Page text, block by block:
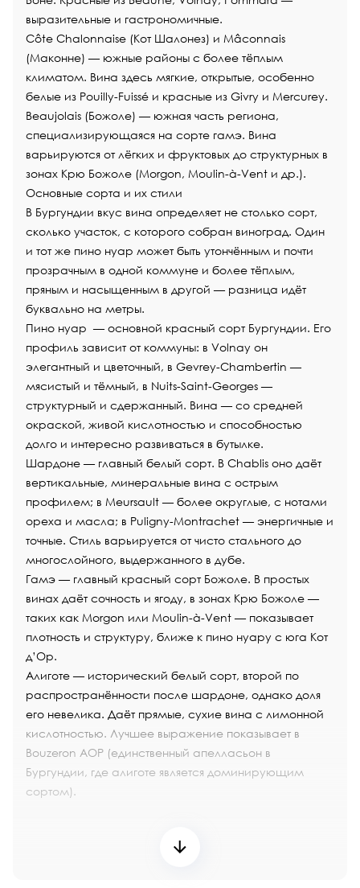
выразительные и гастрономичные.
Côte Chalonnaise (Кот Шалонез) и Mâconnais
(Маконне) — южные районы с более тёплым
климатом. Вина здесь мягкие, открытые, особенно
белые из Pouilly-Fuissé и красные из Givry и Mercurey.
Beaujolais (Божоле) — южная часть региона,
специализирующаяся на сорте гамэ. Вина
варьируются от лёгких и фруктовых до структурных в
зонах Крю Божоле (Morgon, Moulin-à-Vent и др.).
Основные сорта и их стили
В Бургундии вкус вина определяет не столько сорт,
сколько участок, с которого собран виноград. Один
и тот же пино нуар может быть утончённым и почти
прозрачным в одной коммуне и более тёплым,
пряным и насыщенным в другой — разница идёт
буквально на метры.
Пино нуар — основной красный сорт Бургундии. Его
профиль зависит от коммуны: в Volnay он
элегантный и цветочный, в Gevrey-Chambertin —
мясистый и тёмный, в Nuits-Saint-Georges —
структурный и сдержанный. Вина — со средней
окраской, живой кислотностью и способностью
долго и интересно развиваться в бутылке.
Шардоне — главный белый сорт. В Chablis оно даёт
вертикальные, минеральные вина с острым
профилем; в Meursault — более округлые, с нотами
ореха и масла; в Puligny-Montrachet — энергичные и
точные. Стиль варьируется от чисто стального до
многослойного, выдержанного в дубе.
Гамэ — главный красный сорт Божоле. В простых
винах даёт сочность и ягоду, в зонах Крю Божоле —
таких как Morgon или Moulin-à-Vent — показывает
плотность и структуру, ближе к пино нуару с юга Кот
д’Ор.
Алиготе — исторический белый сорт, второй по
распространённости после шардоне, однако доля
его невелика. Даёт прямые, сухие вина с лимонной
кислотностью. Лучшее выражение показывает в
Bouzeron AOP (единственный апелласьон в
Бургундии, где алиготе является доминирующим
сортом).